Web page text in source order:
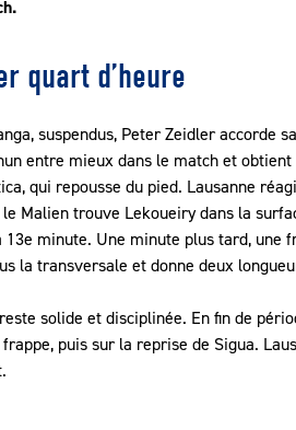
quart d’heure
suspendus, Peter Zeidler accorde
entre mieux dans le match et
qui repousse du pied. Lausanne
Malien trouve Lekoueiry dans la
minute. Une minute plus tard, une
la transversale et donne deux
solide et disciplinée. En fin de
puis sur la reprise de Sigua.